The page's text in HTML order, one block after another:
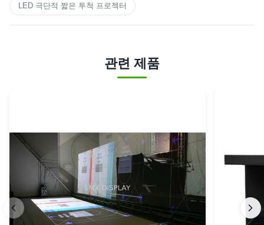
LED 극단적 짧은 투척 프로젝터
관련 제품